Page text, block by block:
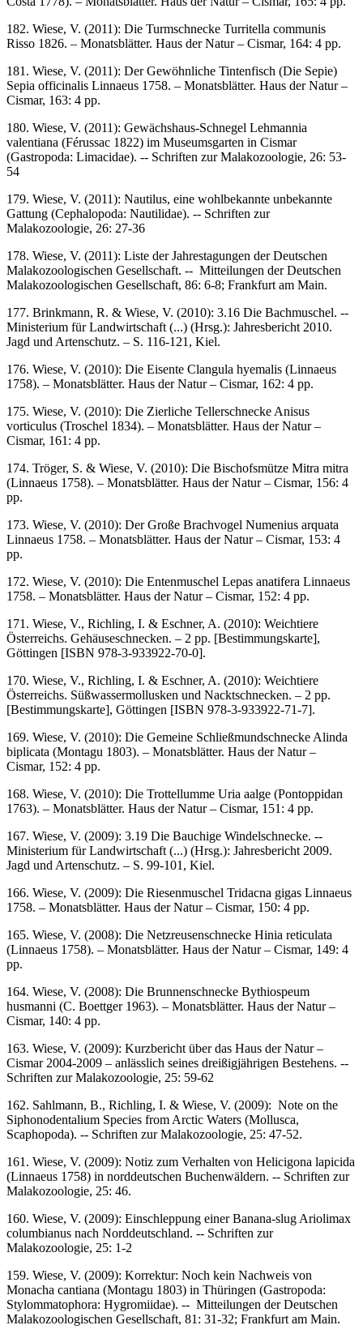
182. Wiese, V. (2011): Die Turmschnecke Turritella communis
Risso 1826. – Monatsblätter. Haus der Natur – Cismar, 164: 4 pp.
181. Wiese, V. (2011): Der Gewöhnliche Tintenfisch (Die Sepie)
Sepia officinalis Linnaeus 1758. – Monatsblätter. Haus der Natur –
Cismar, 163: 4 pp.
180. Wiese, V. (2011): Gewächshaus-Schnegel Lehmannia
valentiana (Férussac 1822) im Museumsgarten in Cismar
(Gastropoda: Limacidae). -- Schriften zur Malakozoologie, 26: 53-
54
179. Wiese, V. (2011): Nautilus, eine wohlbekannte unbekannte
Gattung (Cephalopoda: Nautilidae). -- Schriften zur
Malakozoologie, 26: 27-36
178. Wiese, V. (2011): Liste der Jahrestagungen der Deutschen
Malakozoologischen Gesellschaft. -- Mitteilungen der Deutschen
Malakozoologischen Gesellschaft, 86: 6-8; Frankfurt am Main.
177. Brinkmann, R. & Wiese, V. (2010): 3.16 Die Bachmuschel. --
Ministerium für Landwirtschaft (...) (Hrsg.): Jahresbericht 2010.
Jagd und Artenschutz. – S. 116-121, Kiel.
176. Wiese, V. (2010): Die Eisente Clangula hyemalis (Linnaeus
1758). – Monatsblätter. Haus der Natur – Cismar, 162: 4 pp.
175. Wiese, V. (2010): Die Zierliche Tellerschnecke Anisus
vorticulus (Troschel 1834). – Monatsblätter. Haus der Natur –
Cismar, 161: 4 pp.
174. Tröger, S. & Wiese, V. (2010): Die Bischofsmütze Mitra mitra
(Linnaeus 1758). – Monatsblätter. Haus der Natur – Cismar, 156: 4
pp.
173. Wiese, V. (2010): Der Große Brachvogel Numenius arquata
Linnaeus 1758. – Monatsblätter. Haus der Natur – Cismar, 153: 4
pp.
172. Wiese, V. (2010): Die Entenmuschel Lepas anatifera Linnaeus
1758. – Monatsblätter. Haus der Natur – Cismar, 152: 4 pp.
171. Wiese, V., Richling, I. & Eschner, A. (2010): Weichtiere
Österreichs. Gehäuseschnecken. – 2 pp. [Bestimmungskarte],
Göttingen [ISBN 978-3-933922-70-0].
170. Wiese, V., Richling, I. & Eschner, A. (2010): Weichtiere
Österreichs. Süßwassermollusken und Nacktschnecken. – 2 pp.
[Bestimmungskarte], Göttingen [ISBN 978-3-933922-71-7].
169. Wiese, V. (2010): Die Gemeine Schließmundschnecke Alinda
biplicata (Montagu 1803). – Monatsblätter. Haus der Natur –
Cismar, 152: 4 pp.
168. Wiese, V. (2010): Die Trottellumme Uria aalge (Pontoppidan
1763). – Monatsblätter. Haus der Natur – Cismar, 151: 4 pp.
167. Wiese, V. (2009): 3.19 Die Bauchige Windelschnecke. --
Ministerium für Landwirtschaft (...) (Hrsg.): Jahresbericht 2009.
Jagd und Artenschutz. – S. 99-101, Kiel.
166. Wiese, V. (2009): Die Riesenmuschel Tridacna gigas Linnaeus
1758. – Monatsblätter. Haus der Natur – Cismar, 150: 4 pp.
165. Wiese, V. (2008): Die Netzreusenschnecke Hinia reticulata
(Linnaeus 1758). – Monatsblätter. Haus der Natur – Cismar, 149: 4
pp.
164. Wiese, V. (2008): Die Brunnenschnecke Bythiospeum
husmanni (C. Boettger 1963). – Monatsblätter. Haus der Natur –
Cismar, 140: 4 pp.
163. Wiese, V. (2009): Kurzbericht über das Haus der Natur –
Cismar 2004-2009 – anlässlich seines dreißigjährigen Bestehens. --
Schriften zur Malakozoologie, 25: 59-62
162. Sahlmann, B., Richling, I. & Wiese, V. (2009): Note on the
Siphonodentalium Species from Arctic Waters (Mollusca,
Scaphopoda). -- Schriften zur Malakozoologie, 25: 47-52.
161. Wiese, V. (2009): Notiz zum Verhalten von Helicigona lapicida
(Linnaeus 1758) in norddeutschen Buchenwäldern. -- Schriften zur
Malakozoologie, 25: 46.
160. Wiese, V. (2009): Einschleppung einer Banana-slug Ariolimax
columbianus nach Norddeutschland. -- Schriften zur
Malakozoologie, 25: 1-2
159. Wiese, V. (2009): Korrektur: Noch kein Nachweis von
Monacha cantiana (Montagu 1803) in Thüringen (Gastropoda:
Stylommatophora: Hygromiidae). -- Mitteilungen der Deutschen
Malakozoologischen Gesellschaft, 81: 31-32; Frankfurt am Main.